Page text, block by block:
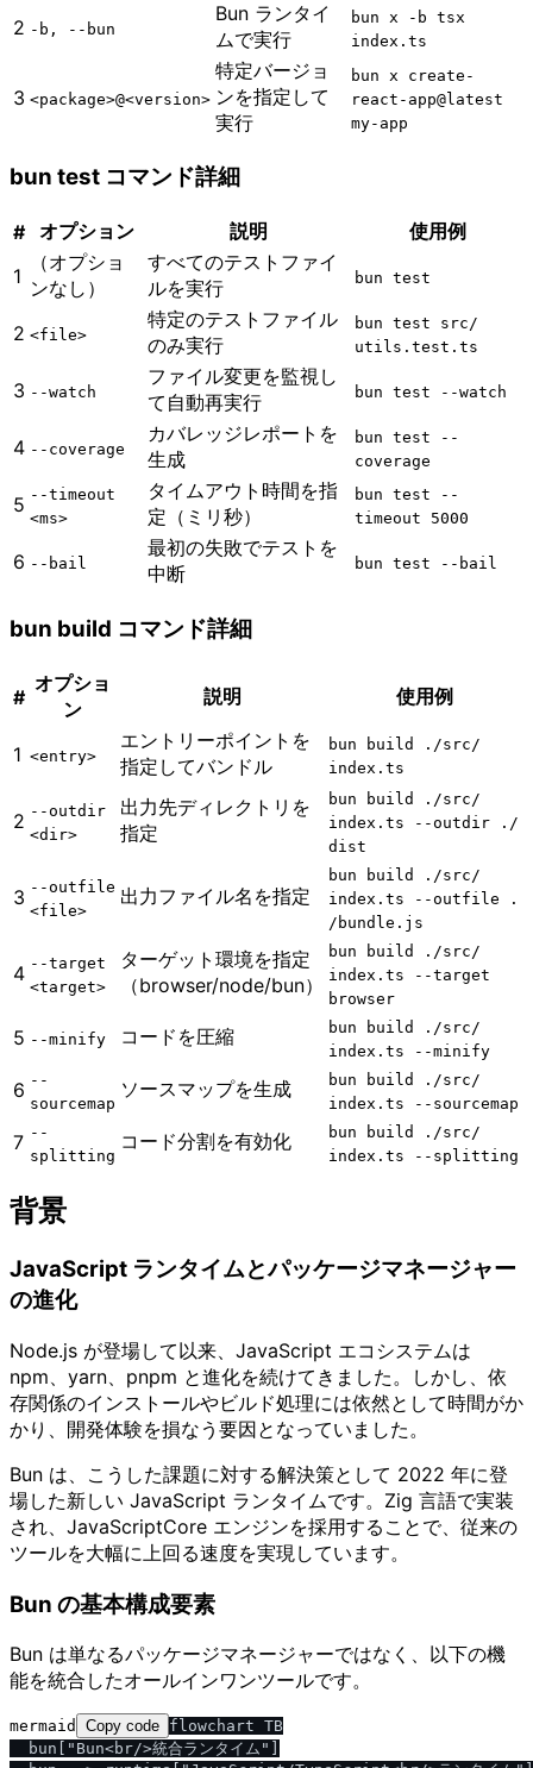
2 -b, --bun
Bun ランタイ
ムで実行
bun x -b tsx
index.ts
3 <package>@<version>
特定バージョ
ンを指定して
実行
bun x create-
react-app@latest
my-app
bun test コマンド詳細
# オプション 説明
使用例
1
（オプショ
ンなし）
すべてのテストファイ
ルを実行
bun test
2 <file>
特定のテストファイル
のみ実行
bun test src​/​
utils.test.ts
3 --watch
ファイル変更を監視し
て自動再実行
bun test --watch
4 --coverage
カバレッジレポートを
生成
bun test --
coverage
5 --timeout
<ms>
タイムアウト時間を指
定（ミリ秒）
bun test --
timeout 5000
6 --bail
最初の失敗でテストを
中断
bun test --bail
bun build コマンド詳細
#
オプショ
ン
説明 使用例
1 <entry>
エントリーポイントを
指定してバンドル
bun build .​/​src​/​
index.ts
2 --outdir
<dir>
出力先ディレクトリを
指定
bun build .​/​src​/​
index.ts --outdir .​/​
dist
3 --outfile
<file>
出力ファイル名を指定
bun build .​/​src​/​
index.ts --outfile .​
/​bundle.js
4 --target
<target>
ターゲット環境を指定
（browser/node/bun）
bun build .​/​src​/​
index.ts --target
browser
5 --minify コードを圧縮
bun build .​/​src​/​
index.ts --minify
6 --
sourcemap
ソースマップを生成
bun build .​/​src​/​
index.ts --sourcemap
7 --
splitting
コード分割を有効化
bun build .​/​src​/​
index.ts --splitting
背景
JavaScript ランタイムとパッケージマネージャー
の進化
Node.js が登場して以来、JavaScript エコシステムは
npm、yarn、pnpm と進化を続けてきました。しかし、依
存関係のインストールやビルド処理には依然として時間がか
かり、開発体験を損なう要因となっていました。
Bun は、こうした課題に対する解決策として 2022 年に登
場した新しい JavaScript ランタイムです。Zig 言語で実装
され、JavaScriptCore エンジンを採用することで、従来の
ツールを大幅に上回る速度を実現しています。
Bun の基本構成要素
Bun は単なるパッケージマネージャーではなく、以下の機
能を統合したオールインワンツールです。
mermaid Copy code flowchart TB
  bun["Bun<br/>統合ランタイム"]